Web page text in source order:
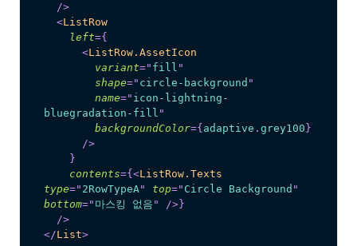
/>
<ListRow
left={
<ListRow.AssetIcon
variant=" fill "
shape=" circle-background "
name=" icon-lightning-
bluegradation-fill "
backgroundColor={ adaptive . grey100 }
/>
}
contents={ <ListRow.Texts
type=" 2RowTypeA" top=" Circle Background "
bottom=" 마스킹 없음 " /> }
/>
</List>